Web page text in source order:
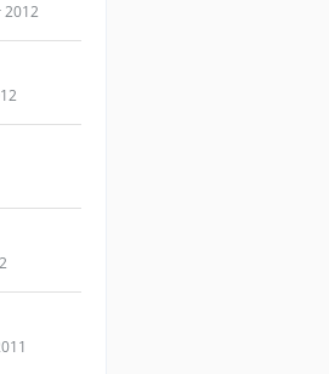
2012